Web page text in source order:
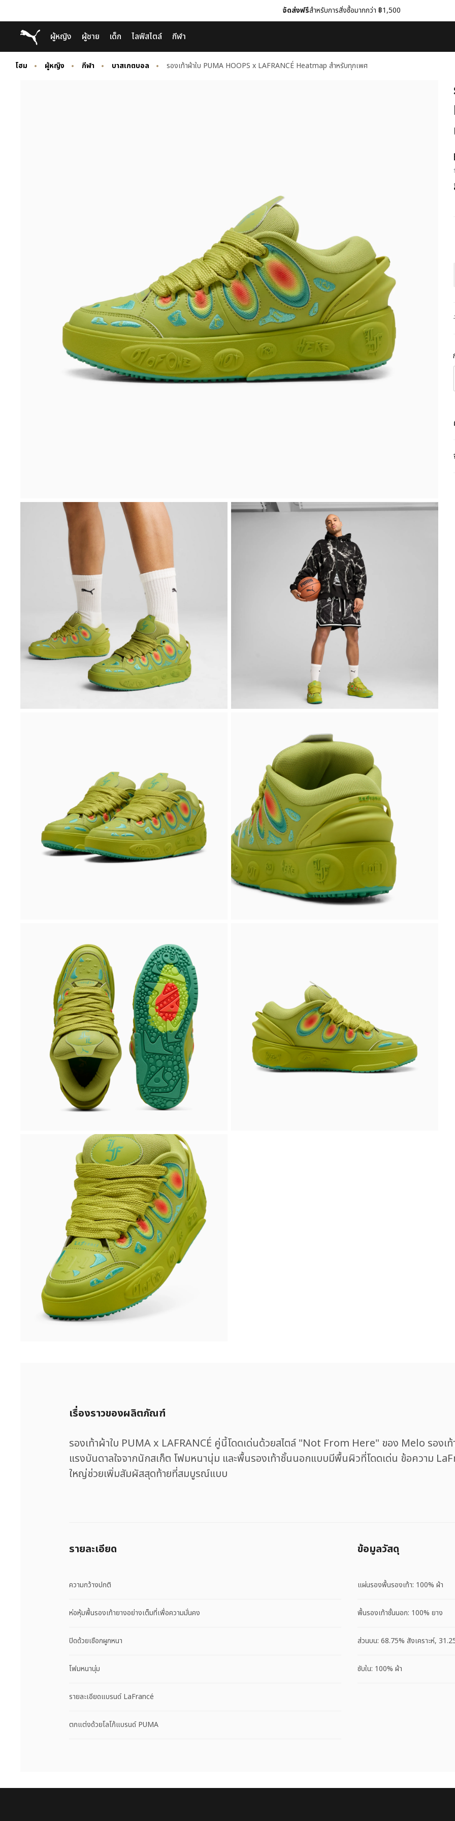
to
Main
content
to
Footer
Content
จัดส่งฟรีสำหรับการสั่งซื้อมากกว่า ฿1,500
Puma โฮม
ผู้หญิง ผู้ชาย เด็ก ไลฟ์สไตล์ กีฬา
โฮม ผู้หญิง กีฬา บาสเกตบอล รองเท้าผ้าใบ PUMA HOOPS x LAFRANCÉ Heatmap สำหรับทุกเพศ
เรื่องราวของผลิตภัณฑ์
รองเท้าผ้าใบ PUMA x LAFRANCÉ คู่นี้โดดเด่นด้วยสไตล์ "Not From Here" ของ Melo รองเ
แรงบันดาลใจจากนักสเก็ต โฟมหนานุ่ม และพื้นรองเท้าชั้นนอกแบบมีพื้นผิวที่โดดเด่น ข้อความ
ใหญ่ช่วยเพิ่มสัมผัสสุดท้ายที่สมบูรณ์แบบ
รายละเอียด
ความกว้างปกติ
ห่อหุ้มพื้นรองเท้ายางอย่างเต็มที่เพื่อความมั่นคง
ปิดด้วยเชือกผูกหนา
โฟมหนานุ่ม
รายละเอียดแบรนด์ LaFrancé
ตกแต่งด้วยโลโก้แบรนด์ PUMA
ข้อมูลวัสดุ
แผ่นรองพื้นรองเท้า: 100% ผ้า
พื้นรองเท้าชั้นนอก: 100% ยาง
ส่วนบน: 68.75% สังเคราะห์,
ซับใน: 100% ผ้า